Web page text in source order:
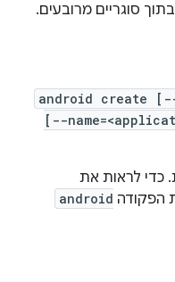
סוגריים מרובעים.
android create
[--
כדי לראות את
הפקודה android